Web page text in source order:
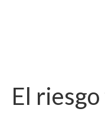
El